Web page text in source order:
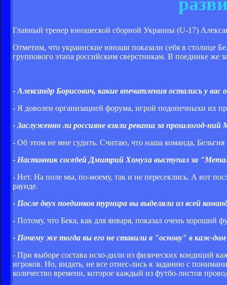
Главный тренер юношеской сборной Украины (U-17)
Отметим, что украинские юноши показали себя в столице
группового этапа российским сверстникам. В поединке же
- Александр Борисович, какие впечатления остались у вас
- Я доволен организацией форума, игрой подопечныхи их
- Заслуженно ли россияне взяли реванш за прошлогод­-
- Об этом не мне судить. Считаю, что наша команда,
- Наставник соседей Дмитрий Хомуха выступал за
- Нет. На поле мы, по-моему, так и не пересеклись. А вот
раунде.
- После двух поединков турнира вы выделяли из всей
- Потому, что Бека, как для января, показал очень хороший
- Почему же тогда вы его не ставили в "основу" в каж­-
- При выборе состава исхо­-дили из физических кондиций
игроков. Но, видать, не все отнес­-лись к заданию с
количество времени, которое каждый из футбо­-листов